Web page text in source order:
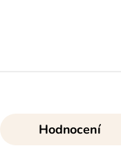
Hodnocení